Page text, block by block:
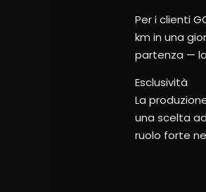
Per i clienti
km in una
partenza —
Esclusività
La
una scelta
ruolo forte